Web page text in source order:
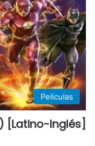
Películas
[Latino-Inglés]